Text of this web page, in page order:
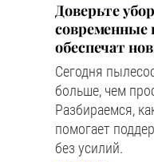
Доверьте
современные
обеспечат
Сегодня
больше, чем
Разбираемся,
помогает
без усилий.